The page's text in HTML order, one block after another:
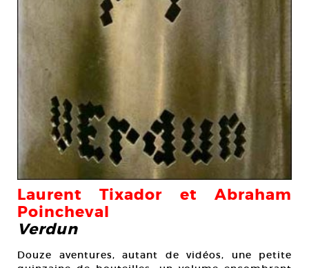
Laurent Tixador et Abraham
Poincheval
Verdun
Douze aventures, autant de vidéos, une petite